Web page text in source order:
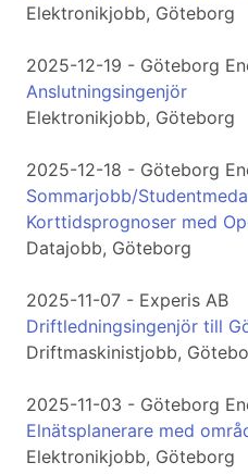
Elektronikjobb, Göteborg
2025-12-19 - Göteborg
Anslutningsingenjör
Elektronikjobb, Göteborg
2025-12-18 - Göteborg
Sommarjobb/
Korttidsprognoser med
Datajobb, Göteborg
2025-11-07 - Experis AB
Driftledningsingenjör till
Driftmaskinistjobb,
2025-11-03 - Göteborg
Elnätsplanerare med
Elektronikjobb, Göteborg